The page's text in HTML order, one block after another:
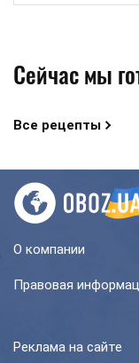
Сейчас мы
Все рецепты
О компании
Правовая
Реклама на сайте